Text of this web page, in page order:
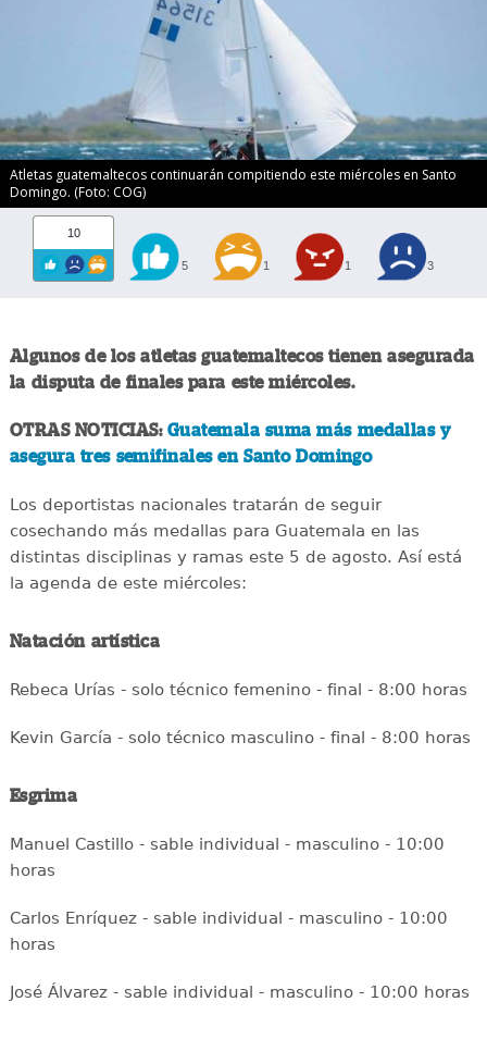
Atletas guatemaltecos continuarán compitiendo este miércoles en Santo
Domingo. (Foto: COG)
10
5 1 1 3
Algunos de los atletas guatemaltecos tienen asegurada
la disputa de finales para este miércoles.
OTRAS NOTICIAS: Guatemala suma más medallas y
asegura tres semifinales en Santo Domingo
Los deportistas nacionales tratarán de seguir
cosechando más medallas para Guatemala en las
distintas disciplinas y ramas este 5 de agosto. Así está
la agenda de este miércoles:
Natación artística
Rebeca Urías - solo técnico femenino - final - 8:00 horas
Kevin García - solo técnico masculino - final - 8:00 horas
Esgrima
Manuel Castillo - sable individual - masculino - 10:00
horas
Carlos Enríquez - sable individual - masculino - 10:00
horas
José Álvarez - sable individual - masculino - 10:00 horas